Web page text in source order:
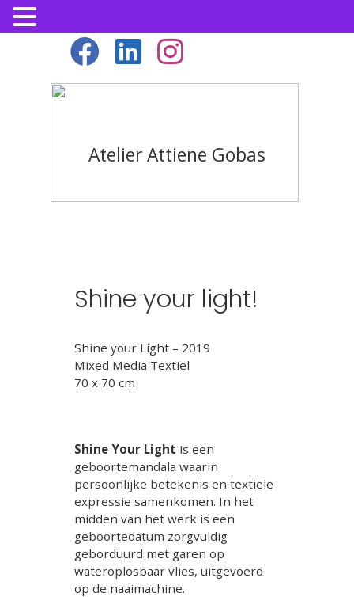
Atelier Attiene Gobas
Shine your light!
Shine your Light – 2019
Mixed Media Textiel
70 x 70 cm
Shine Your Light is een
geboortemandala waarin
persoonlijke betekenis en textiele
expressie samenkomen. In het
midden van het werk is een
geboortedatum zorgvuldig
geborduurd met garen op
wateroplosbaar vlies, uitgevoerd
op de naaimachine.